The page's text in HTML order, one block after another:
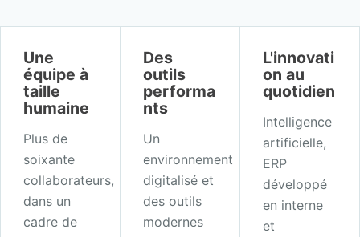
Une
équipe à
taille
humaine
Plus de
soixante
collaborateurs,
dans un
cadre de
Des
outils
performa
nts
Un
environnement
digitalisé et
des outils
modernes
L'innovati
on au
quotidien
Intelligence
artificielle,
ERP
développé
en interne
et